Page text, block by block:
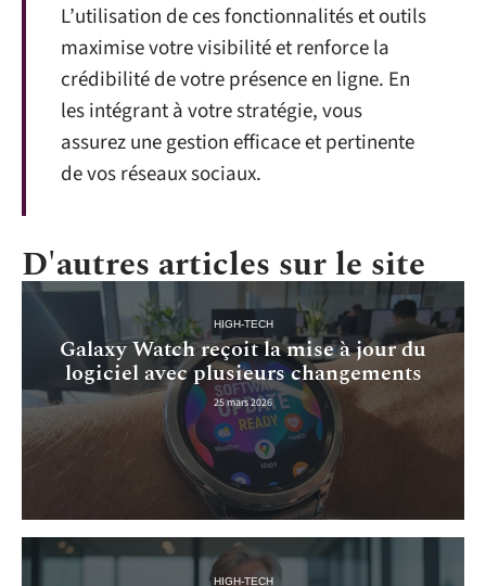
L’utilisation de ces fonctionnalités et outils
maximise votre visibilité et renforce la
crédibilité de votre présence en ligne. En
les intégrant à votre stratégie, vous
assurez une gestion efficace et pertinente
de vos réseaux sociaux.
D'autres articles sur le site
HIGH-TECH
Galaxy Watch reçoit la mise à jour du
logiciel avec plusieurs changements
25 mars 2026
HIGH-TECH